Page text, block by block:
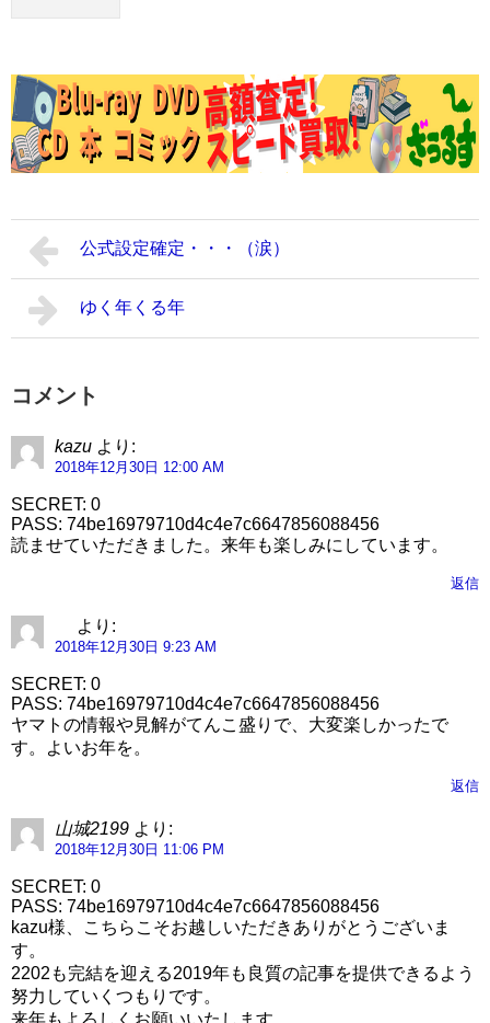
公式設定確定・・・（涙）
ゆく年くる年
コメント
kazu より:
2018年12月30日 12:00 AM
SECRET: 0
PASS: 74be16979710d4c4e7c6647856088456
読ませていただきました。来年も楽しみにしています。
返信
より:
2018年12月30日 9:23 AM
SECRET: 0
PASS: 74be16979710d4c4e7c6647856088456
ヤマトの情報や見解がてんこ盛りで、大変楽しかったで
す。よいお年を。
返信
山城2199 より:
2018年12月30日 11:06 PM
SECRET: 0
PASS: 74be16979710d4c4e7c6647856088456
kazu様、こちらこそお越しいただきありがとうございま
す。
2202も完結を迎える2019年も良質の記事を提供できるよう
努力していくつもりです。